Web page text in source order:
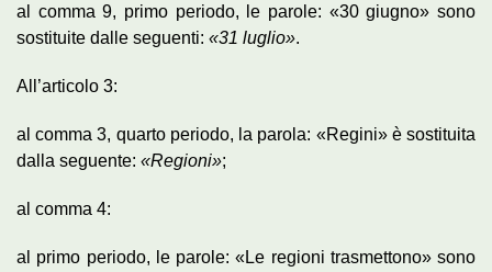
al comma 9, primo periodo, le parole: «30 giugno» sono
sostituite dalle seguenti: «31 luglio».
All’articolo 3:
al comma 3, quarto periodo, la parola: «Regini» è sostituita
dalla seguente: «Regioni»;
al comma 4:
al primo periodo, le parole: «Le regioni trasmettono» sono